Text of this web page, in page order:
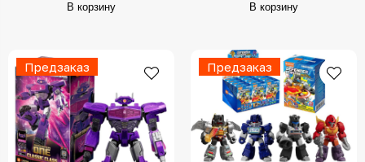
В корзину В корзину
Предзаказ Предзаказ